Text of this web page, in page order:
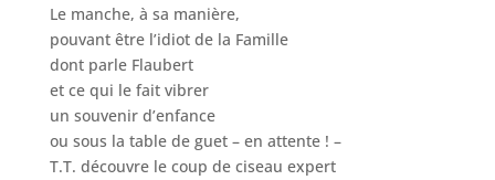
Le manche, à sa manière,
pouvant être l’idiot de la Famille
dont parle Flaubert
et ce qui le fait vibrer
un souvenir d’enfance
ou sous la table de guet – en attente ! –
T.T. découvre le coup de ciseau expert